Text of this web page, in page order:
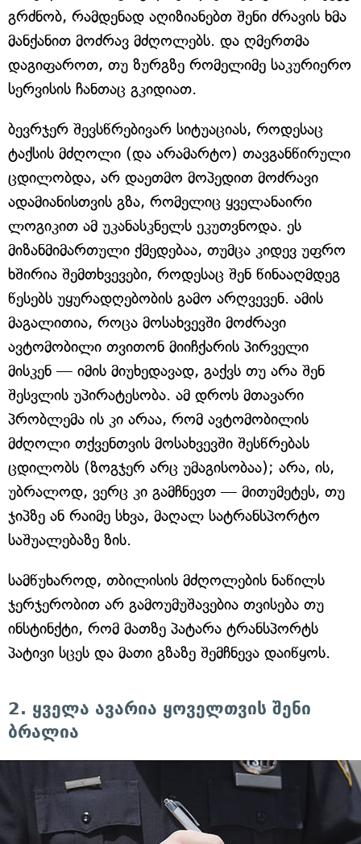
გრძნობ, რამდენად აღიზიანებთ შენი ძრავის ხმა
მანქანით მოძრავ მძღოლებს. და ღმერთმა
დაგიფაროთ, თუ ზურგზე რომელიმე საკურიერო
სერვისის ჩანთაც გკიდიათ.
ბევრჯერ შევსწრებივარ სიტუაციას, როდესაც
ტაქსის მძღოლი (და არამარტო) თავგანწირული
ცდილობდა, არ დაეთმო მოპედით მოძრავი
ადამიანისთვის გზა, რომელიც ყველანაირი
ლოგიკით ამ უკანასკნელს ეკუთვნოდა. ეს
მიზანმიმართული ქმედებაა, თუმცა კიდევ უფრო
ხშირია შემთხვევები, როდესაც შენ წინააღმდეგ
წესებს უყურადღებობის გამო არღვევენ. ამის
მაგალითია, როცა მოსახვევში მოძრავი
ავტომობილი თვითონ მიიჩქარის პირველი
მისკენ — იმის მიუხედავად, გაქვს თუ არა შენ
შესვლის უპირატესობა. ამ დროს მთავარი
პრობლემა ის კი არაა, რომ ავტომობილის
მძღოლი თქვენთვის მოსახვევში შესწრებას
ცდილობს (ზოგჯერ არც უმაგისობაა); არა, ის,
უბრალოდ, ვერც კი გამჩნევთ — მითუმეტეს, თუ
ჯიპზე ან რაიმე სხვა, მაღალ სატრანსპორტო
საშუალებაზე ზის.
სამწუხაროდ, თბილისის მძღოლების ნაწილს
ჯერჯერობით არ გამოუმუშავებია თვისება თუ
ინსტინქტი, რომ მათზე პატარა ტრანსპორტს
პატივი სცეს და მათი გზაზე შემჩნევა დაიწყოს.
2. ყველა ავარია ყოველთვის შენი
ბრალია